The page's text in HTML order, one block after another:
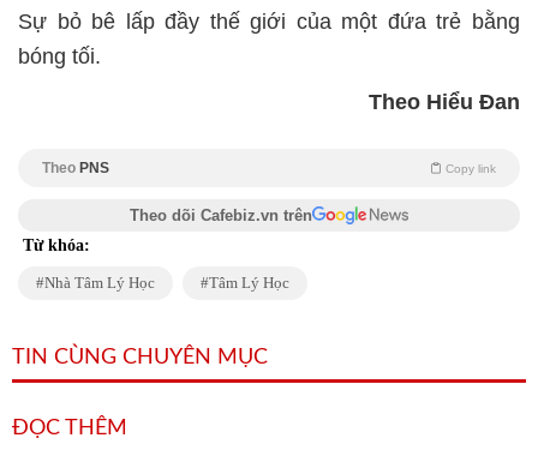
Sự bỏ bê lấp đầy thế giới của một đứa trẻ bằng
bóng tối.
Theo Hiểu Đan
Theo PNS Copy link
Theo dõi Cafebiz.vn trên
Từ khóa:
Nhà Tâm Lý Học Tâm Lý Học
TIN CÙNG CHUYÊN MỤC
ĐỌC THÊM